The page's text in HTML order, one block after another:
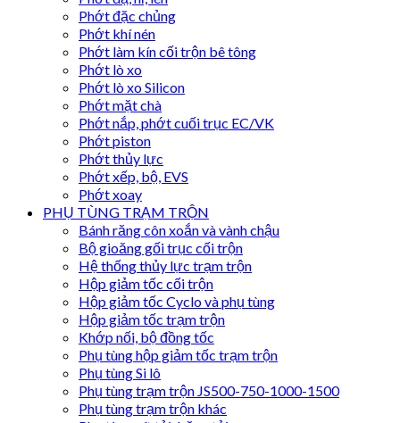
Phớt đặc chủng
Phớt khí nén
Phớt làm kín cối trộn bê tông
Phớt lò xo
Phớt lò xo Silicon
Phớt mặt chà
Phớt nắp, phớt cuối trục EC/VK
Phớt piston
Phớt thủy lực
Phớt xếp, bộ, EVS
Phớt xoay
PHỤ TÙNG TRẠM TRỘN
Bánh răng côn xoắn và vành chậu
Bộ gioăng gối trục cối trộn
Hệ thống thủy lực trạm trộn
Hộp giảm tốc cối trộn
Hộp giảm tốc Cyclo và phụ tùng
Hộp giảm tốc trạm trộn
Khớp nối, bộ đồng tốc
Phụ tùng hộp giảm tốc trạm trộn
Phụ tùng Si lô
Phụ tùng trạm trộn JS500-750-1000-1500
Phụ tùng trạm trộn khác